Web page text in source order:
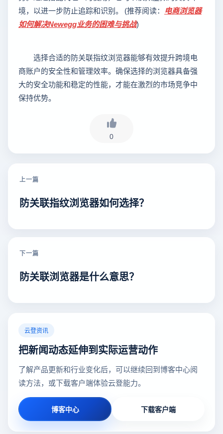
境，以进一步防止追踪和识别。 (推荐阅读： 电商浏览器
如何解决Newegg业务的困难与挑战)
选择合适的防关联指纹浏览器能够有效提升跨境电
商账户的安全性和管理效率。确保选择的浏览器具备强
大的安全功能和稳定的性能，才能在激烈的市场竞争中
保持优势。
0
上一篇
防关联指纹浏览器如何选择？
下一篇
防关联浏览器是什么意思？
云登资讯
把新闻动态延伸到实际运营动作
了解产品更新和行业变化后，可以继续回到博客中心阅
读方法，或下载客户端体验云登能力。
博客中心 下载客户端